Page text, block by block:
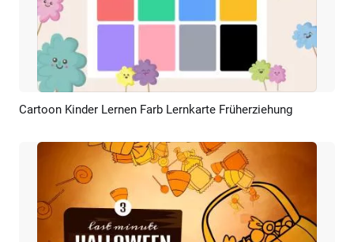
Vorschau KI Erstellen
Cartoon Kinder Lernen Farb Lernkarte Früherziehung